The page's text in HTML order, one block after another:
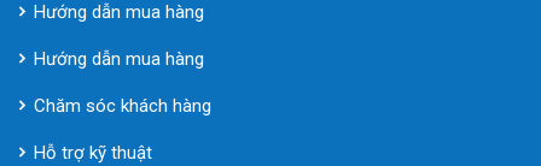
Hướng dẫn mua hàng
Hướng dẫn mua hàng
Chăm sóc khách hàng
Hỗ trợ kỹ thuật